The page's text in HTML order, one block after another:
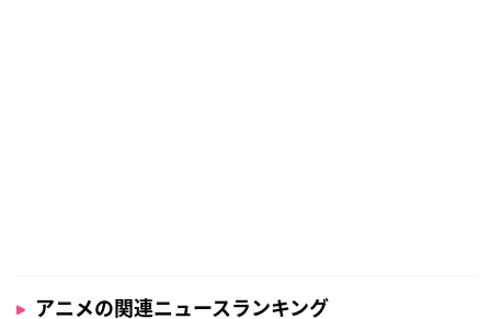
アニメの関連ニュースランキング